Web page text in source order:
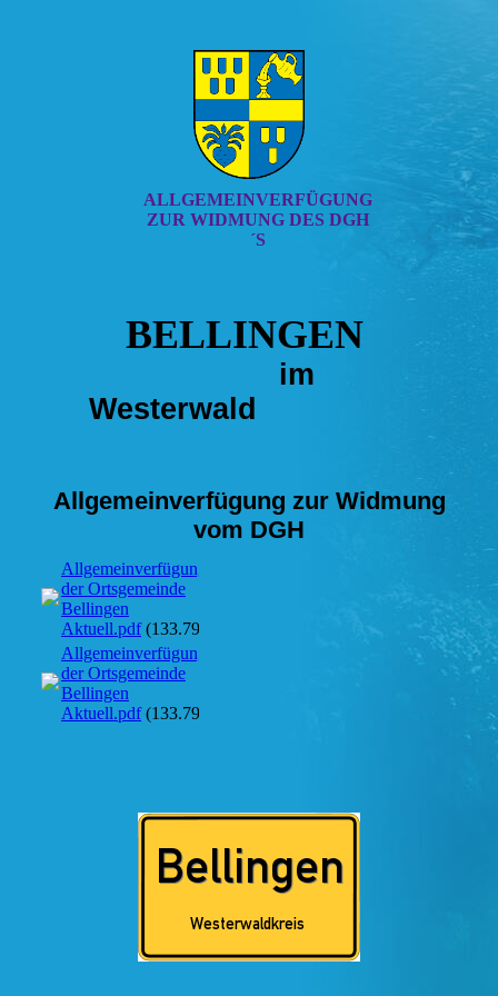
ALLGEMEINVERFÜGUNG
ZUR WIDMUNG DES DGH
´S
BELLINGEN
im
Westerwald
Allgemeinverfügung zur Widmung
vom DGH
Allgemeinverfügung
der Ortsgemeinde
Bellingen
Aktuell.pdf(133.79KB)
Allgemeinverfügung
der Ortsgemeinde
Bellingen
Aktuell.pdf(133.79KB)